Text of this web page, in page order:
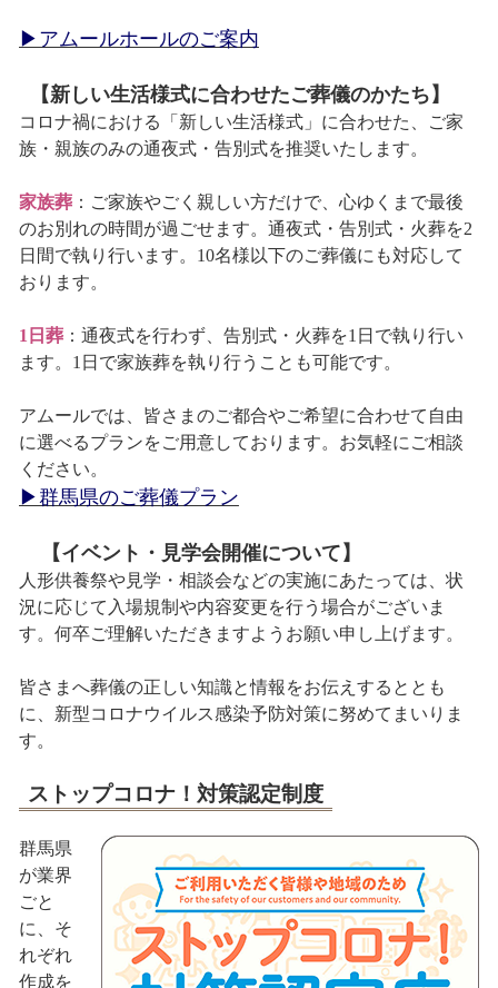
▶アムールホールのご案内
【新しい生活様式に合わせたご葬儀のかたち】
コロナ禍における「新しい生活様式」に合わせた、ご家
族・親族のみの通夜式・告別式を推奨いたします。
家族葬：ご家族やごく親しい方だけで、心ゆくまで最後
のお別れの時間が過ごせます。通夜式・告別式・火葬を2
日間で執り行います。10名様以下のご葬儀にも対応して
おります。
1日葬：通夜式を行わず、告別式・火葬を1日で執り行い
ます。1日で家族葬を執り行うことも可能です。
アムールでは、皆さまのご都合やご希望に合わせて自由
に選べるプランをご用意しております。お気軽にご相談
ください。
▶群馬県のご葬儀プラン
【イベント・見学会開催について】
人形供養祭や見学・相談会などの実施にあたっては、状
況に応じて入場規制や内容変更を行う場合がございま
す。何卒ご理解いただきますようお願い申し上げます。
皆さまへ葬儀の正しい知識と情報をお伝えするととも
に、新型コロナウイルス感染予防対策に努めてまいりま
す。
ストップコロナ！対策認定制度
群馬県
が業界
ごと
に、そ
れぞれ
作成を